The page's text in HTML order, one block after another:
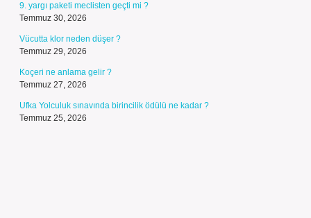
9. yargı paketi meclisten geçti mi ?
Temmuz 30, 2026
Vücutta klor neden düşer ?
Temmuz 29, 2026
Koçeri ne anlama gelir ?
Temmuz 27, 2026
Ufka Yolculuk sınavında birincilik ödülü ne kadar ?
Temmuz 25, 2026